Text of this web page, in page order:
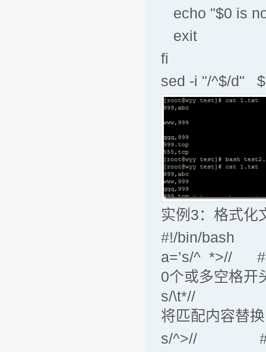
echo "$0 is
exit
fi
sed -i "/^$/d"
实例3：格式化
#!/bin/bash
a=’s/^ *>// #
0个或多空格开
s/\t*// #’s/
将匹配内容替换
s/^>// #’s/